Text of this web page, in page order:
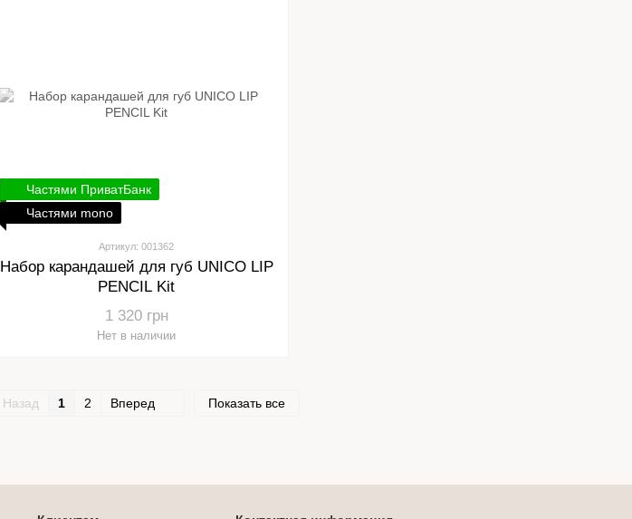
Частями ПриватБанк
Частями mono
Артикул: 001362
Набор карандашей для губ UNICO LIP
PENCIL Kit
1 320 грн
Нет в наличии
Назад 1 2 Вперед Показать все